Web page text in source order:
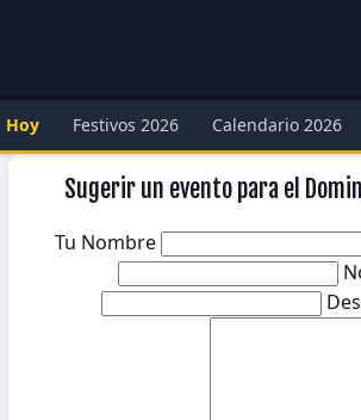
Hoy Festivos 2026 Calendario 2026
Sugerir un evento para el
Tu Nombre